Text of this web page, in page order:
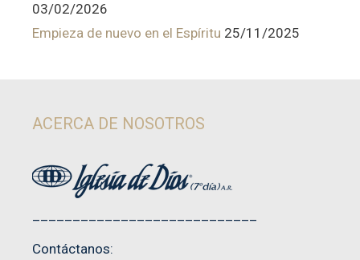
03/02/2026
Empieza de nuevo en el Espíritu 25/11/2025
ACERCA DE NOSOTROS
Contáctanos: